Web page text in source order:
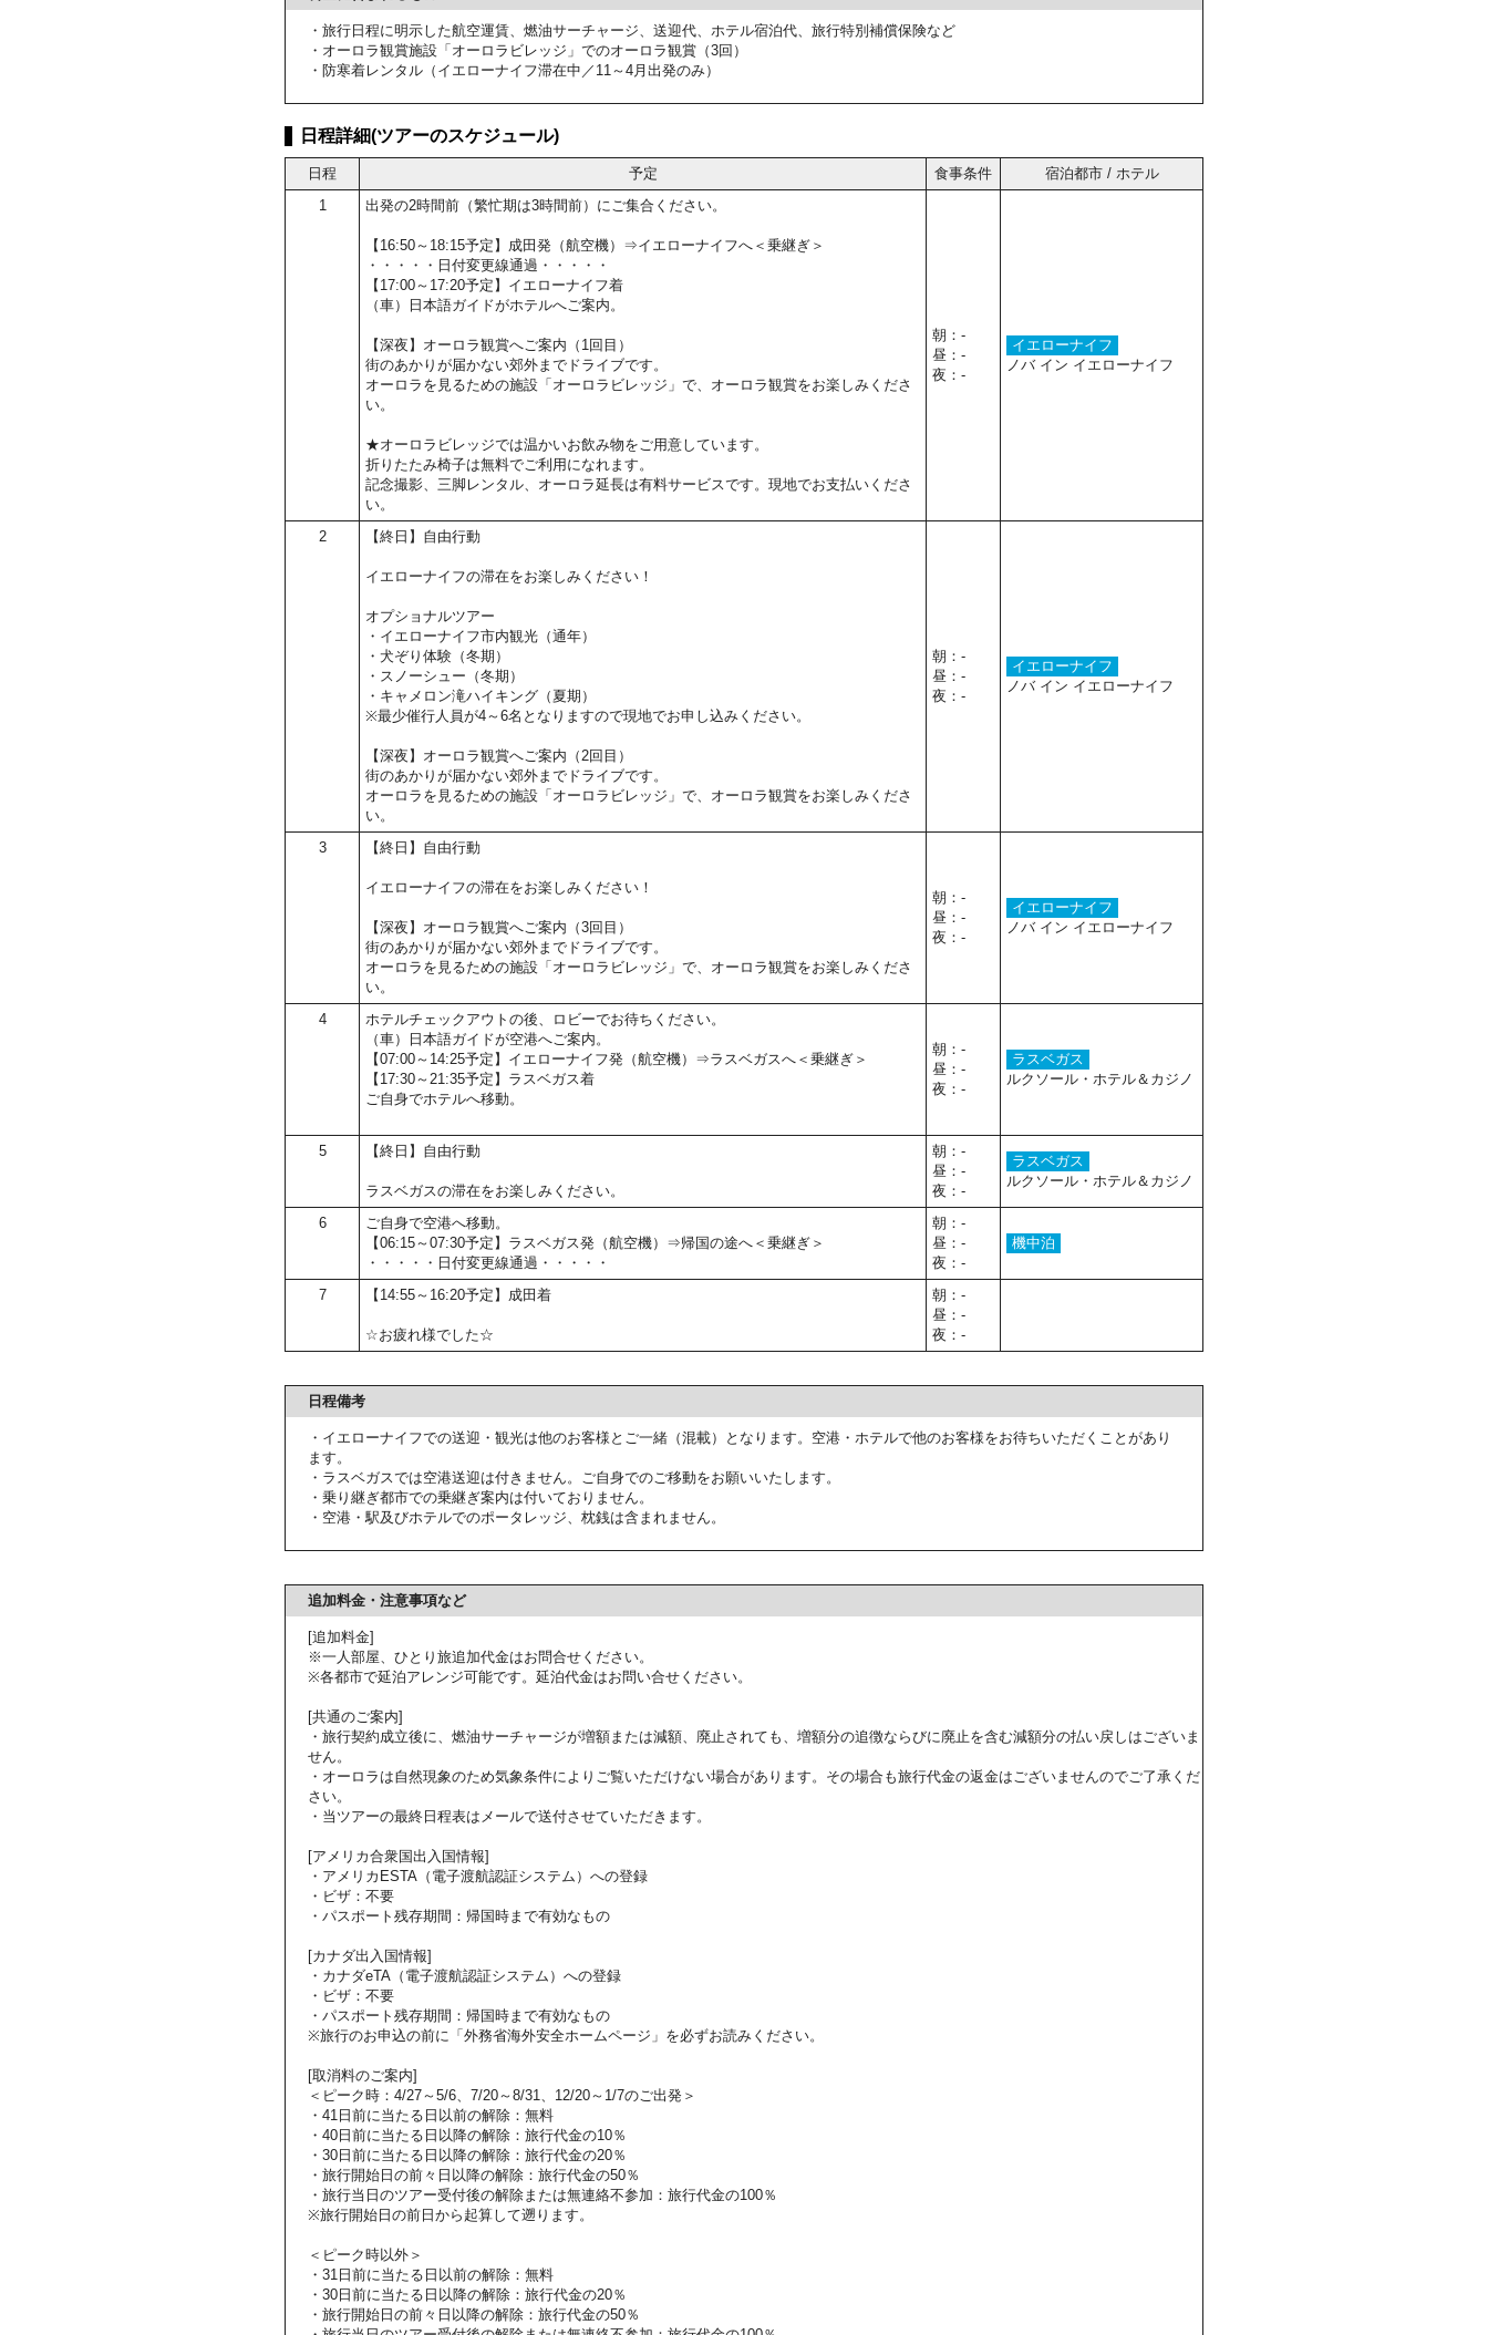
・旅行日程に明示した航空運賃、燃油サーチャージ、送迎代、ホテル宿泊代、旅行特別補償保険など
・オーロラ観賞施設「オーロラビレッジ」でのオーロラ観賞（3回）
・防寒着レンタル（イエローナイフ滞在中／11～4月出発のみ）
日程詳細(ツアーのスケジュール)
日程 予定 食事条件
宿泊都市 / ホテル
1
出発の2時間前（繁忙期は3時間前）にご集合ください。
【16:50～18:15予定】成田発（航空機）⇒イエローナイフへ＜乗継ぎ＞
・・・・・日付変更線通過・・・・・
【17:00～17:20予定】イエローナイフ着
（車）日本語ガイドがホテルへご案内。
【深夜】オーロラ観賞へご案内（1回目）
街のあかりが届かない郊外までドライブです。
オーロラを見るための施設「オーロラビレッジ」で、オーロラ観賞をお楽しみくださ
い。
★オーロラビレッジでは温かいお飲み物をご用意しています。
折りたたみ椅子は無料でご利用になれます。
記念撮影、三脚レンタル、オーロラ延長は有料サービスです。現地でお支払いくださ
い。
朝：-
昼：-
夜：-
イエローナイフ
ノバ イン イエローナイフ
2 【終日】自由行動
イエローナイフの滞在をお楽しみください！
オプショナルツアー
・イエローナイフ市内観光（通年）
・犬ぞり体験（冬期）
・スノーシュー（冬期）
・キャメロン滝ハイキング（夏期）
※最少催行人員が4～6名となりますので現地でお申し込みください。
【深夜】オーロラ観賞へご案内（2回目）
街のあかりが届かない郊外までドライブです。
オーロラを見るための施設「オーロラビレッジ」で、オーロラ観賞をお楽しみくださ
い。
朝：-
昼：-
夜：-
イエローナイフ
ノバ イン イエローナイフ
3 【終日】自由行動
イエローナイフの滞在をお楽しみください！
【深夜】オーロラ観賞へご案内（3回目）
街のあかりが届かない郊外までドライブです。
オーロラを見るための施設「オーロラビレッジ」で、オーロラ観賞をお楽しみくださ
い。
朝：-
昼：-
夜：-
イエローナイフ
ノバ イン イエローナイフ
4
ホテルチェックアウトの後、ロビーでお待ちください。
（車）日本語ガイドが空港へご案内。
【07:00～14:25予定】イエローナイフ発（航空機）⇒ラスベガスへ＜乗継ぎ＞
【17:30～21:35予定】ラスベガス着
ご自身でホテルへ移動。
朝：-
昼：-
夜：-
ラスベガス
ルクソール・ホテル＆カジノ
5 【終日】自由行動
ラスベガスの滞在をお楽しみください。
朝：-
昼：-
夜：-
ラスベガス
ルクソール・ホテル＆カジノ
6
ご自身で空港へ移動。
【06:15～07:30予定】ラスベガス発（航空機）⇒帰国の途へ＜乗継ぎ＞
・・・・・日付変更線通過・・・・・
朝：-
昼：-
夜：-
機中泊
7 【14:55～16:20予定】成田着
☆お疲れ様でした☆
朝：-
昼：-
夜：-
日程備考
・イエローナイフでの送迎・観光は他のお客様とご一緒（混載）となります。空港・ホテルで他のお客様をお待ちいただくことがあり
ます。
・ラスベガスでは空港送迎は付きません。ご自身でのご移動をお願いいたします。
・乗り継ぎ都市での乗継ぎ案内は付いておりません。
・空港・駅及びホテルでのポータレッジ、枕銭は含まれません。
追加料金・注意事項など
[追加料金]
※一人部屋、ひとり旅追加代金はお問合せください。
※各都市で延泊アレンジ可能です。延泊代金はお問い合せください。
[共通のご案内]
・旅行契約成立後に、燃油サーチャージが増額または減額、廃止されても、増額分の追徴ならびに廃止を含む減額分の払い戻しはございま
せん。
・オーロラは自然現象のため気象条件によりご覧いただけない場合があります。その場合も旅行代金の返金はございませんのでご了承くだ
さい。
・当ツアーの最終日程表はメールで送付させていただきます。
[アメリカ合衆国出入国情報]
・アメリカESTA（電子渡航認証システム）への登録
・ビザ：不要
・パスポート残存期間：帰国時まで有効なもの
[カナダ出入国情報]
・カナダeTA（電子渡航認証システム）への登録
・ビザ：不要
・パスポート残存期間：帰国時まで有効なもの
※旅行のお申込の前に「外務省海外安全ホームページ」を必ずお読みください。
[取消料のご案内]
＜ピーク時：4/27～5/6、7/20～8/31、12/20～1/7のご出発＞
・41日前に当たる日以前の解除：無料
・40日前に当たる日以降の解除：旅行代金の10％
・30日前に当たる日以降の解除：旅行代金の20％
・旅行開始日の前々日以降の解除：旅行代金の50％
・旅行当日のツアー受付後の解除または無連絡不参加：旅行代金の100％
※旅行開始日の前日から起算して遡ります。
＜ピーク時以外＞
・31日前に当たる日以前の解除：無料
・30日前に当たる日以降の解除：旅行代金の20％
・旅行開始日の前々日以降の解除：旅行代金の50％